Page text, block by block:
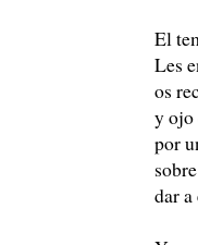
El
Les
os
y ojo
por
dar a